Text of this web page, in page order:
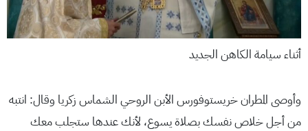
أثناء سيامة الكاهن الجديد
وأوصى المطران خريستوفورس الأبن الروحي الشماس زكريا وقال: انتبه
من أجل خلاص نفسك بصلاة يسوع، لأنك عندها ستجلب معك